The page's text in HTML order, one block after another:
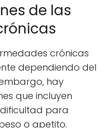
de las
crónicas
dependiendo del
hay
que incluyen
para
o apetito.